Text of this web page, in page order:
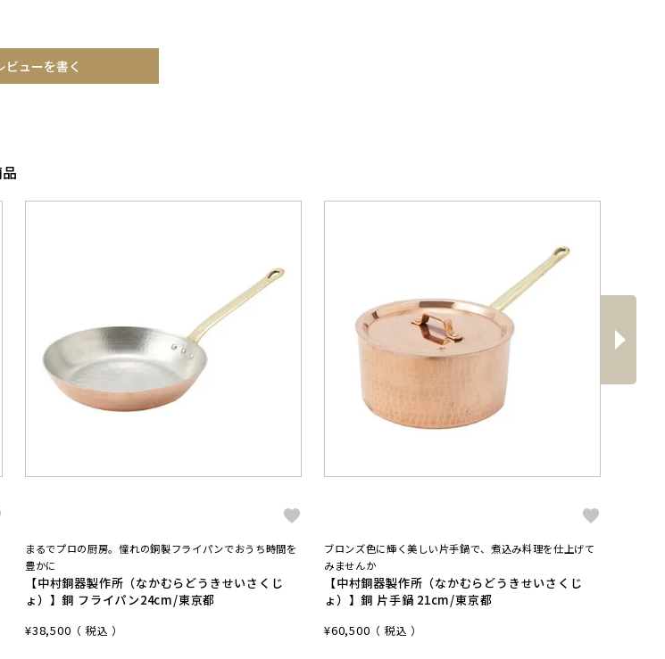
の錆「緑青」が出ます。 「緑青」は長い間、有毒と教えられてきましたが、厚生省の研究により無害
資料による) しばらく使わずにいたら鍋の内側に「緑青」が出てしまった、というような場合でも、普
ください。そのままご使用になれます。
ビューを書く
まるでプロの厨房。憧れの銅製フライパンでおうち時間を
豊かに
【中村銅器製作所（なかむらどうきせいさくじ
ょ）】銅 フライパン24cm/東京都
¥38,500 税込
ブロンズ色に輝く美しい片手鍋で、煮込み料理を仕上げて
みませんか
【中村銅器製作所（なかむらどうきせいさくじ
ょ）】銅 片手鍋 21cm/東京都
¥60,500 税込
次
へ